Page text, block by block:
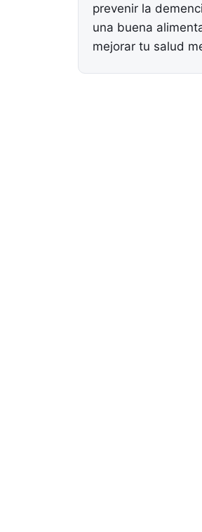
prevenir la
una buena
mejorar tu salud